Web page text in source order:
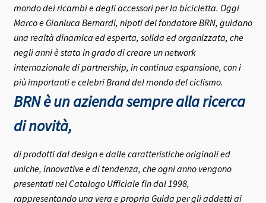
mondo dei ricambi e degli accessori per la bicicletta. Oggi
Marco e Gianluca Bernardi, nipoti del fondatore BRN, guidano
una realtà dinamica ed esperta, solida ed organizzata, che
negli anni è stata in grado di creare un network
internazionale di partnership, in continua espansione, con i
più importanti e celebri Brand del mondo del ciclismo.
BRN è un azienda sempre alla ricerca
di novità,
di prodotti dal design e dalle caratteristiche originali ed
uniche, innovative e di tendenza, che ogni anno vengono
presentati nel Catalogo Ufficiale fin dal 1998,
rappresentando una vera e propria Guida per gli addetti ai